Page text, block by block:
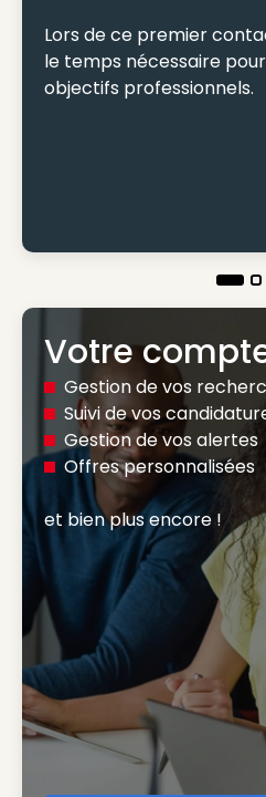
Lors de ce premier
le temps nécessaire
objectifs professionnels.
Votre
Gestion de vos
Suivi de vos
Gestion de vos alertes
Offres personnalisées
et bien plus encore !